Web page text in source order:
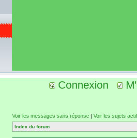
Connexion
Voir les messages sans réponse | Voir les sujets
Index du forum